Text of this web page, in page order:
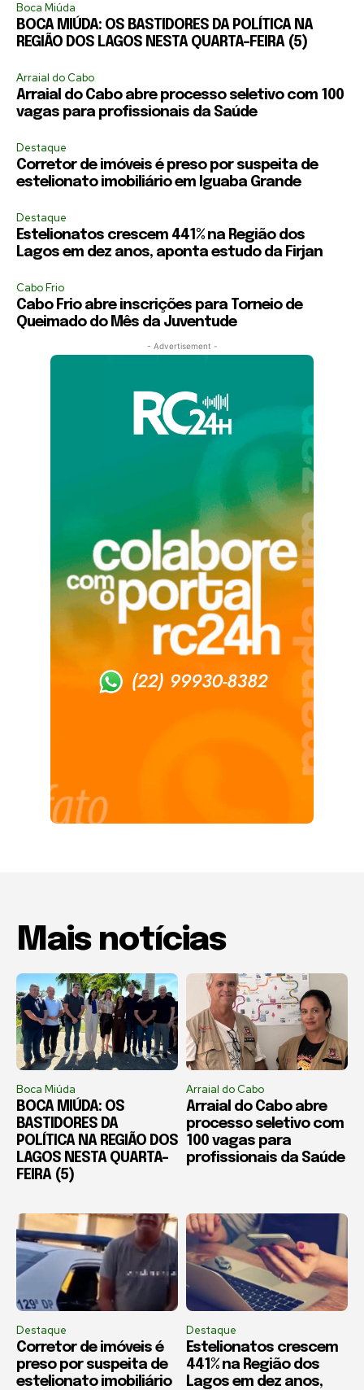
Boca Miúda
BOCA MIÚDA: OS BASTIDORES DA POLÍTICA NA
REGIÃO DOS LAGOS NESTA QUARTA-FEIRA (5)
Arraial do Cabo
Arraial do Cabo abre processo seletivo com 100
vagas para profissionais da Saúde
Destaque
Corretor de imóveis é preso por suspeita de
estelionato imobiliário em Iguaba Grande
Destaque
Estelionatos crescem 441% na Região dos
Lagos em dez anos, aponta estudo da Firjan
Cabo Frio
Cabo Frio abre inscrições para Torneio de
Queimado do Mês da Juventude
- Advertisement -
Mais notícias
Boca Miúda
BOCA MIÚDA: OS
BASTIDORES DA
POLÍTICA NA REGIÃO DOS
LAGOS NESTA QUARTA-
FEIRA (5)
Arraial do Cabo
Arraial do Cabo abre
processo seletivo com
100 vagas para
profissionais da Saúde
Destaque
Corretor de imóveis é
preso por suspeita de
estelionato imobiliário
Destaque
Estelionatos crescem
441% na Região dos
Lagos em dez anos,